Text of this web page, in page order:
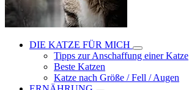
DIE KATZE FÜR MICH
Tipps zur Anschaffung einer Katze
Beste Katzen
Katze nach Größe / Fell / Augen